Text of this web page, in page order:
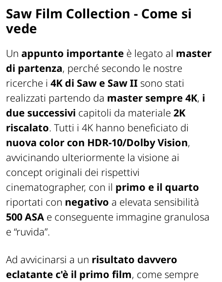
Saw Film Collection - Come si
vede
Un appunto importante è legato al master
di partenza, perché secondo le nostre
ricerche i 4K di Saw e Saw II sono stati
realizzati partendo da master sempre 4K, i
due successivi capitoli da materiale 2K
riscalato. Tutti i 4K hanno beneficiato di
nuova color con HDR-10/Dolby Vision,
avvicinando ulteriormente la visione ai
concept originali dei rispettivi
cinematographer, con il primo e il quarto
riportati con negativo a elevata sensibilità
500 ASA e conseguente immagine granulosa
e “ruvida”.
Ad avvicinarsi a un risultato davvero
eclatante c'è il primo film, come sempre